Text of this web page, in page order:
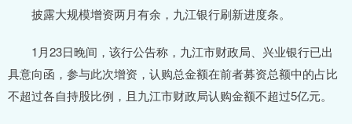
披露大规模增资两月有余，九江银行刷新进度条。
1月23日晚间，该行公告称，九江市财政局、兴业银行已出
具意向函，参与此次增资，认购总金额在前者募资总额中的占比
不超过各自持股比例，且九江市财政局认购金额不超过5亿元。